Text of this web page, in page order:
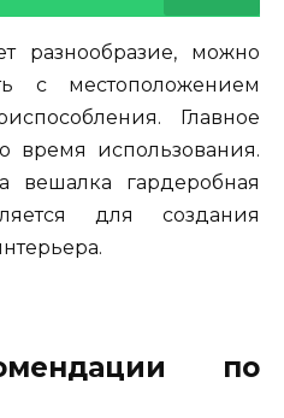
разнообразие, можно
с местоположением
Главное
время использования.
вешалка гардеробная
для создания
по